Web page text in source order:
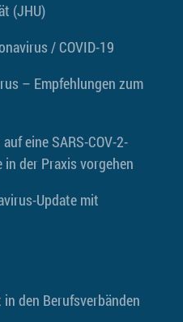
(JHU)
/ COVID-19
– Empfehlungen zum
eine SARS-COV-2-
der Praxis vorgehen
Update mit
den Berufsverbänden